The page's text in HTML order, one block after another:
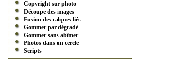
Copyright sur photo
Découpe des images
Fusion des calques liés
Gommer par dégradé
Gommer sans abîmer
Photos dans un cercle
Scripts